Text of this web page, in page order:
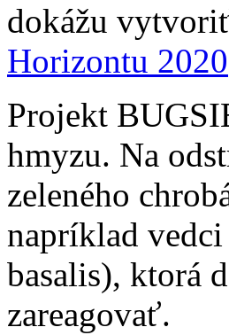
dokážu
Horizontu 2020
Projekt
hmyzu. Na
zeleného
napríklad
basalis), ktorá
zareagovať.